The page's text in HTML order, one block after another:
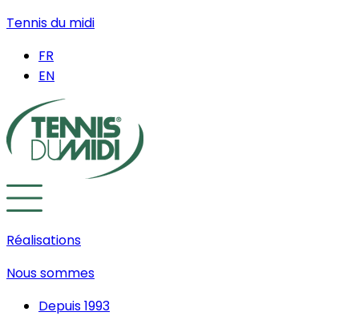
Tennis du midi
FR
EN
Réalisations
Nous sommes
Depuis 1993